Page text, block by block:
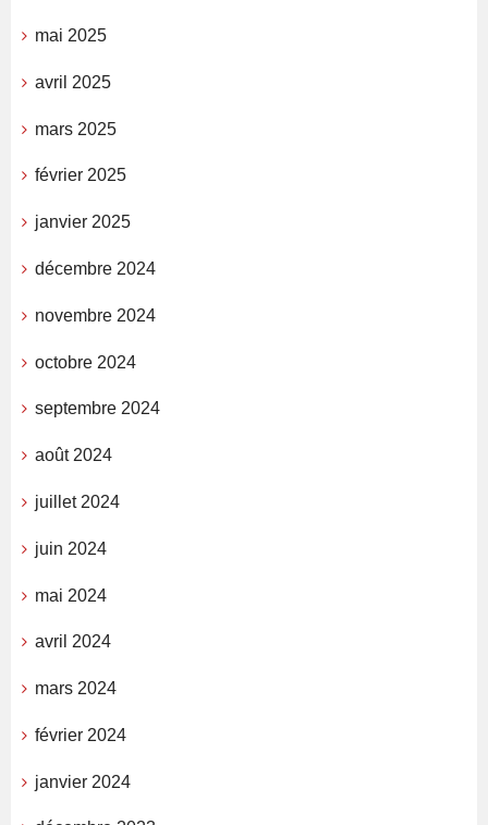
mai 2025
avril 2025
mars 2025
février 2025
janvier 2025
décembre 2024
novembre 2024
octobre 2024
septembre 2024
août 2024
juillet 2024
juin 2024
mai 2024
avril 2024
mars 2024
février 2024
janvier 2024